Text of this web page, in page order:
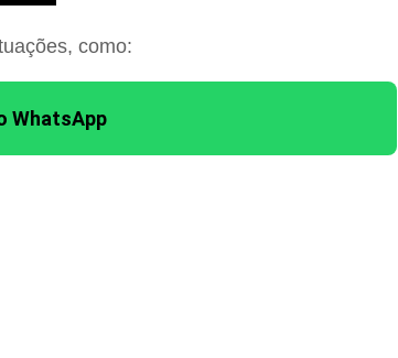
como:
WhatsApp